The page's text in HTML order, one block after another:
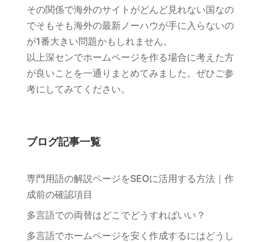
その関係で海外のサイトがどんど見れない国なの
でそもそも海外の最新ノーハウが手に入らないの
が1番大きい問題かもしれません。
以上深センでホームページを作る場合に考えた方
が良いことを一通りまとめてみました。ぜひご参
考にしてみてください。
ブログ記事一覧
専門用語の解説ページをSEOに活用する方法｜作
成前の確認項目
多言語での両替はどこでどうすればいい？
多言語でホームページを安く作成するにはどうし